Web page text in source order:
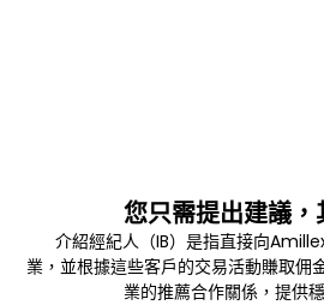
您只需提出建議
介紹經紀人（IB）是指直接向
業，並根據這些客戶的交易活動賺取佣
業的推薦合作關係，提供